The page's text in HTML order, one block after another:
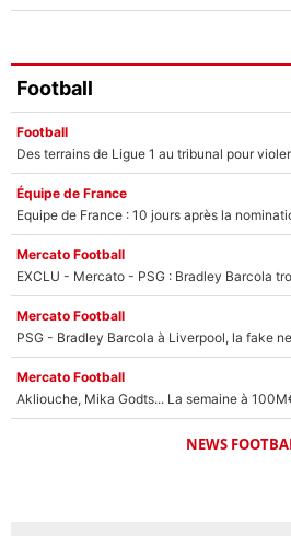
Football
Football
Équipe de France
Mercato Football
EXCLU - Mercato - PSG : Bradley Barcola
Mercato Football
PSG - Bradley Barcola à Liverpool, la fake
Mercato Football
NEWS